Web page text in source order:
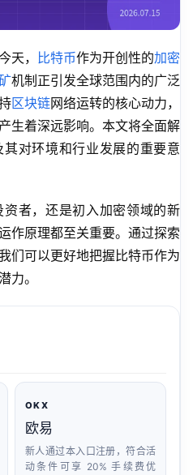
天， 比特币作为开创性的加密
机制正引发全球范围内的广泛
区块链网络运转的核心动力，
生着深远影响。本文将全面解
对环境和行业发展的重要意
者，还是初入加密领域的新
作原理都至关重要。通过探索
们可以更好地把握比特币作为
力。
OKX
欧易
新人通过本入口注册，符合活
动条件可享 20% 手续费优